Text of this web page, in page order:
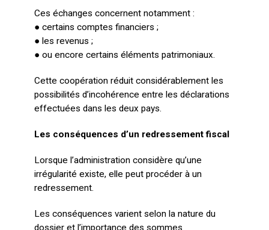
Ces échanges concernent notamment :
● certains comptes financiers ;
● les revenus ;
● ou encore certains éléments patrimoniaux.
Cette coopération réduit considérablement les
possibilités d’incohérence entre les déclarations
effectuées dans les deux pays.
Les conséquences d’un redressement fiscal
Lorsque l’administration considère qu’une
irrégularité existe, elle peut procéder à un
redressement.
Les conséquences varient selon la nature du